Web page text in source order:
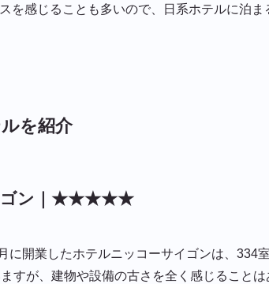
を感じることも多いので、日系ホテルに泊
を紹介
ゴン｜★★★★★
に開業したホテルニッコーサイゴンは、334
すが、建物や設備の古さを全く感じることは